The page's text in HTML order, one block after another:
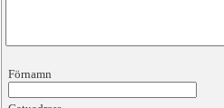
Förnamn